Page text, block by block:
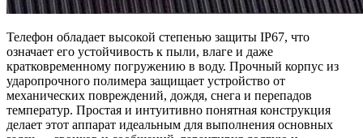
Телефон обладает высокой степенью защиты IP67, что
означает его устойчивость к пыли, влаге и даже
кратковременному погружению в воду. Прочный корпус из
ударопрочного полимера защищает устройство от
механических повреждений, дождя, снега и перепадов
температур. Простая и интуитивно понятная конструкция
делает этот аппарат идеальным для выполнения основных